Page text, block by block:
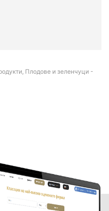
Плодове и зеленчуци -